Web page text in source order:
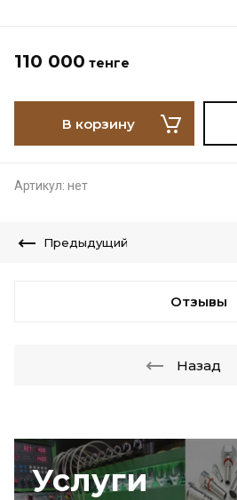
Услуги
110 000 тенге
В корзину
Артикул: нет
Предыдущий
Отзывы
Назад